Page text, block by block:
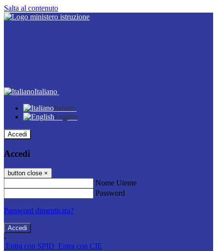
Salta al contenuto
Italiano
Italiano
English
Accedi
Accedi
button close ×
Nome Utente
Password
Password dimenticata?
-
Entra con SPID Entra con CIE